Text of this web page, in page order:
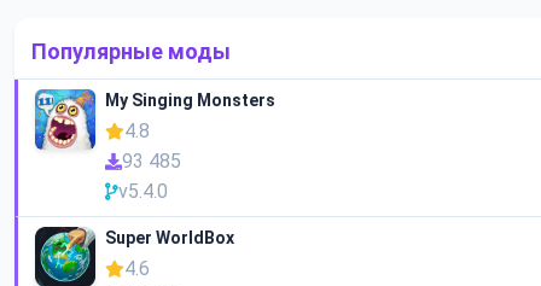
Популярные моды
My Singing Monsters
4.8
93 485
v5.4.0
Super WorldBox
4.6